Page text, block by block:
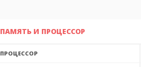
ПАМЯТЬ И ПРОЦЕССОР
ПРОЦЕССОР